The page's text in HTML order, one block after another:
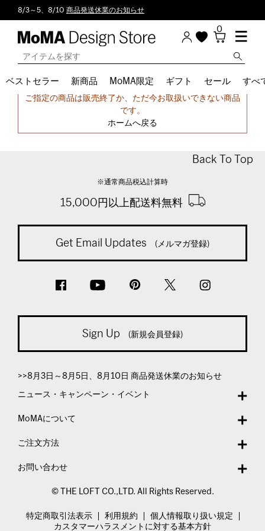
8/3～5、8/10 商品発送休業のお知らせ
0
ベストセラー 新商品 MoMA限定 ギフト セール すべ
申し訳ございません。
ご指定の商品は販売終了か、ただ今お取扱いできない商品
です。
ホームへ戻る
Back To Top
※通常商品税込計算時
15,000円以上配送料無料
Get Email Updates (メルマガ登録)
Sign Up (新規会員登録)
>>8月3日～8月5日、8月10日 商品発送休業のお知らせ
ニュース・キャンペーン・イベント
MoMAについて
ご注文方法
お問い合わせ
© THE LOFT CO.,LTD. All Rights Reserved.
特定商取引法表示 利用規約
個人情報取り扱い規定
カスタマーハラスメントに対する基本方針